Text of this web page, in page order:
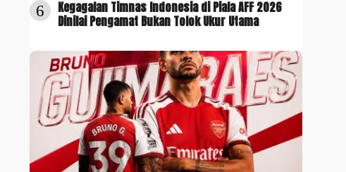
6
Kegagalan Timnas Indonesia di Piala AFF 2026
Dinilai Pengamat Bukan Tolok Ukur Utama